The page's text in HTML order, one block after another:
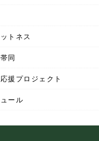
トネス
同
援プロジェクト
ール